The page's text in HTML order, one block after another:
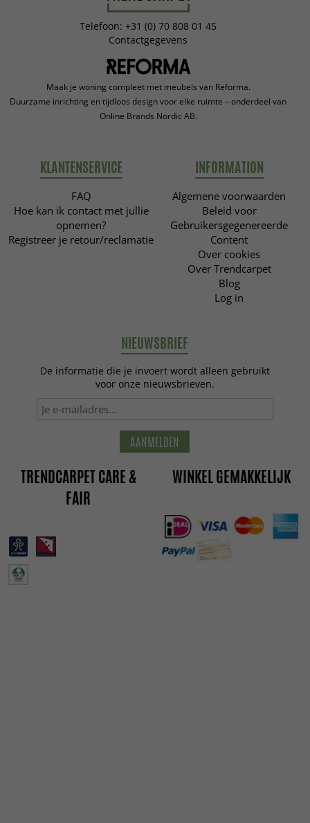
Telefoon: +31 (0) 70 808 01 45
Contactgegevens
Maak je woning compleet met meubels van Reforma.
Duurzame inrichting en tijdloos design voor elke ruimte – onderdeel van
Online Brands Nordic AB.
KLANTENSERVICE
FAQ
Hoe kan ik contact met jullie
opnemen?
Registreer je retour/reclamatie
INFORMATION
Algemene voorwaarden
Beleid voor
Gebruikersgegenereerde
Content
Over cookies
Over Trendcarpet
Blog
Log in
NIEUWSBRIEF
De informatie die je invoert wordt alleen gebruikt
voor onze nieuwsbrieven.
AANMELDEN
TRENDCARPET CARE &
FAIR
WINKEL GEMAKKELIJK